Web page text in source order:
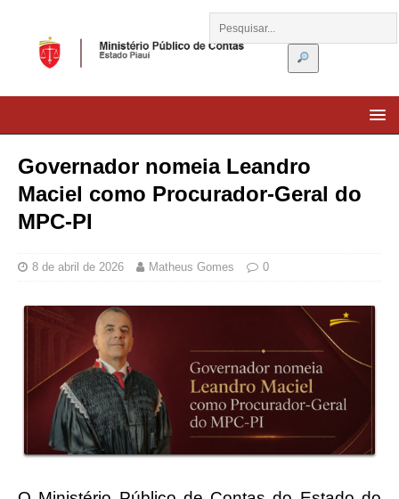
Governador nomeia Leandro
Maciel como Procurador-Geral do
MPC-PI
8 de abril de 2026 Matheus Gomes 0